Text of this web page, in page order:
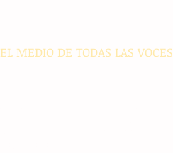
EL MEDIO DE TODAS LAS VOCES